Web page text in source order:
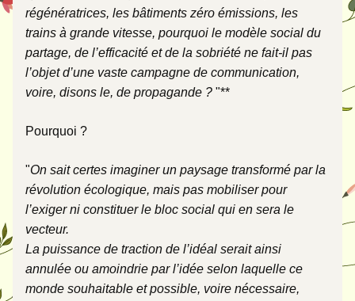
régénératrices, les bâtiments zéro émissions, les
trains à grande vitesse, pourquoi le modèle social du
partage, de l’efficacité et de la sobriété ne fait-il pas
l’objet d’une vaste campagne de communication,
voire, disons le, de propagande ? "**
Pourquoi ?
"On sait certes imaginer un paysage transformé par la
révolution écologique, mais pas mobiliser pour
l’exiger ni constituer le bloc social qui en sera le
vecteur.
La puissance de traction de l’idéal serait ainsi
annulée ou amoindrie par l’idée selon laquelle ce
monde souhaitable et possible, voire nécessaire,